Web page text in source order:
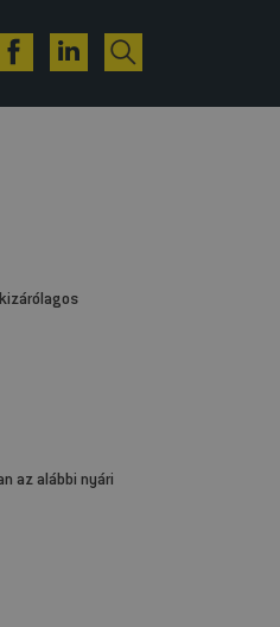
az alábbi nyári